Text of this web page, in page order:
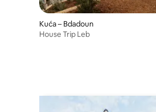
Kuća – Bdadoun
House Trip Leb